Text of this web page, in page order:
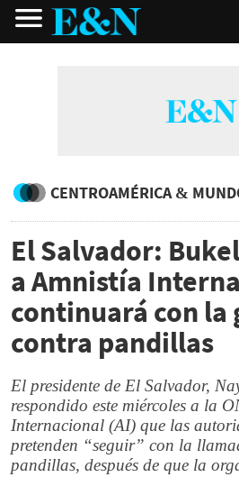
CENTROAMÉRICA &
El Salvador:
a Amnistía
continuará con la
contra pandillas
El presidente de El Salvador,
respondido este miércoles a la
Internacional (AI) que las
pretenden “seguir” con la
pandillas, después de que la